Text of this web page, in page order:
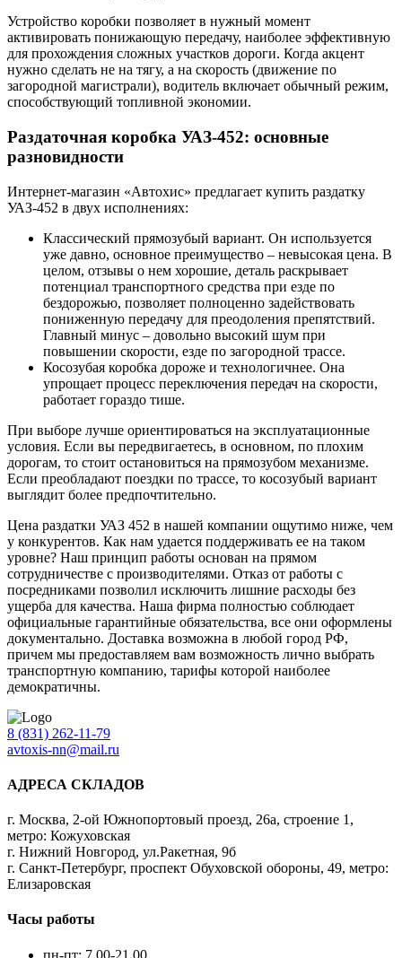
Устройство коробки позволяет в нужный момент
активировать понижающую передачу, наиболее эффективную
для прохождения сложных участков дороги. Когда акцент
нужно сделать не на тягу, а на скорость (движение по
загородной магистрали), водитель включает обычный режим,
способствующий топливной экономии.
Раздаточная коробка УАЗ-452: основные
разновидности
Интернет-магазин «Автохис» предлагает купить раздатку
УАЗ-452 в двух исполнениях:
Классический прямозубый вариант. Он используется
уже давно, основное преимущество – невысокая цена. В
целом, отзывы о нем хорошие, деталь раскрывает
потенциал транспортного средства при езде по
бездорожью, позволяет полноценно задействовать
пониженную передачу для преодоления препятствий.
Главный минус – довольно высокий шум при
повышении скорости, езде по загородной трассе.
Косозубая коробка дороже и технологичнее. Она
упрощает процесс переключения передач на скорости,
работает гораздо тише.
При выборе лучше ориентироваться на эксплуатационные
условия. Если вы передвигаетесь, в основном, по плохим
дорогам, то стоит остановиться на прямозубом механизме.
Если преобладают поездки по трассе, то косозубый вариант
выглядит более предпочтительно.
Цена раздатки УАЗ 452 в нашей компании ощутимо ниже, чем
у конкурентов. Как нам удается поддерживать ее на таком
уровне? Наш принцип работы основан на прямом
сотрудничестве с производителями. Отказ от работы с
посредниками позволил исключить лишние расходы без
ущерба для качества. Наша фирма полностью соблюдает
официальные гарантийные обязательства, все они оформлены
документально. Доставка возможна в любой город РФ,
причем мы предоставляем вам возможность лично выбрать
транспортную компанию, тарифы которой наиболее
демократичны.
8 (831) 262-11-79
avtoxis-nn@mail.ru
АДРЕСА СКЛАДОВ
г. Москва, 2-ой Южнопортовый проезд, 26а, строение 1,
метро: Кожуховская
г. Нижний Новгород, ул.Ракетная, 9б
г. Санкт-Петербург, проспект Обуховской обороны, 49, метро:
Елизаровская
Часы работы
пн-пт: 7.00-21.00